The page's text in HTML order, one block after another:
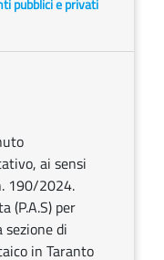
pubblici e privati
ai sensi
190/2024.
(P.A.S) per
di
in Taranto